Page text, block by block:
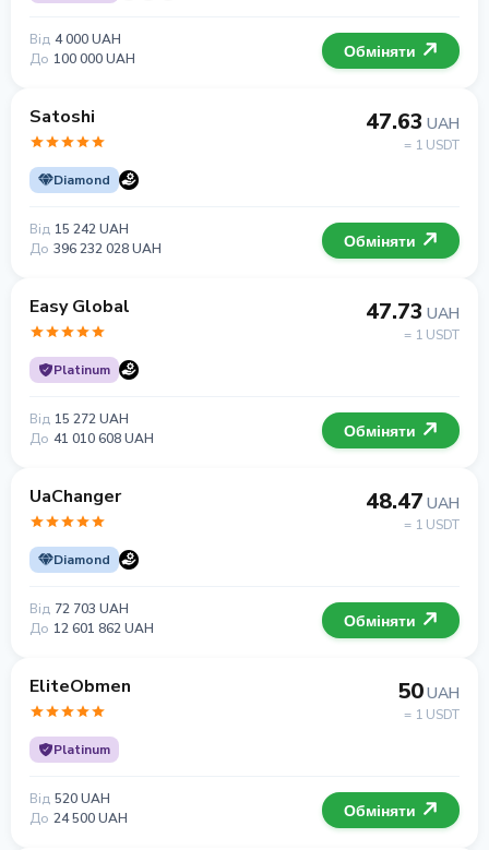
Від 4 000 UAH
До 100 000 UAH Обміняти
Satoshi
Diamond
47.63 UAH
= 1 USDT
Від 15 242 UAH
До 396 232 028 UAH Обміняти
Easy Global
Platinum
47.73 UAH
= 1 USDT
Від 15 272 UAH
До 41 010 608 UAH Обміняти
UaChanger
Diamond
48.47 UAH
= 1 USDT
Від 72 703 UAH
До 12 601 862 UAH Обміняти
EliteObmen
Platinum
50UAH
= 1 USDT
Від 520 UAH
До 24 500 UAH Обміняти